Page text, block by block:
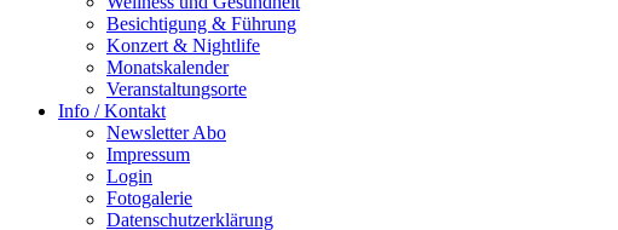
Besichtigung & Führung
Konzert & Nightlife
Monatskalender
Veranstaltungsorte
Info / Kontakt
Newsletter Abo
Impressum
Login
Fotogalerie
Datenschutzerklärung